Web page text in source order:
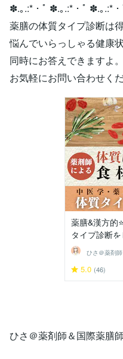
✽.｡.:*・ﾟ ✽.｡.:*・ﾟ ✽.｡.:*
薬膳の体質タイプ診断は得
悩んでいらっしゃる健康
同時にお答えできますよ。
お気軽にお問い合わせくだ
薬膳&漢方的
タイプ診断
ひさ＠薬剤
5.0 (46)
ひさ＠薬剤師＆国際薬膳師